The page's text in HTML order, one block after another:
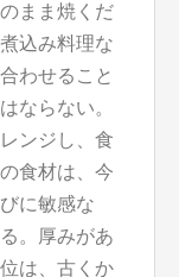
まま焼くだ
込み料理な
わせること
ならない。
ンジし、食
食材は、今
に敏感な
。厚みがあ
は、古くか